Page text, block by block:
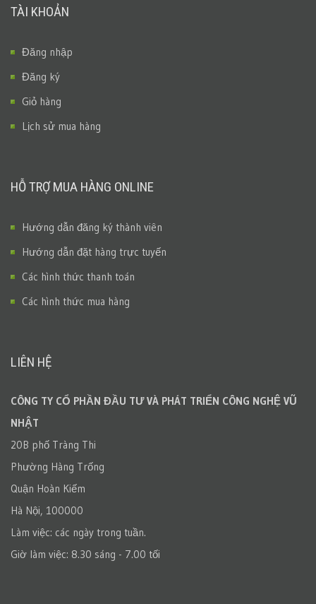
TÀI KHOẢN
Đăng nhập
Đăng ký
Giỏ hàng
Lịch sử mua hàng
HỖ TRỢ MUA HÀNG ONLINE
Hướng dẫn đăng ký thành viên
Hướng dẫn đặt hàng trực tuyến
Các hình thức thanh toán
Các hình thức mua hàng
LIÊN HỆ
CÔNG TY CỔ PHẦN ĐẦU TƯ VÀ PHÁT TRIỂN CÔNG NGHỆ VŨ
NHẬT
20B phố Tràng Thi
Phường Hàng Trống
Quận Hoàn Kiếm
Hà Nội, 100000
Làm việc: các ngày trong tuần.
Giờ làm việc: 8.30 sáng - 7.00 tối